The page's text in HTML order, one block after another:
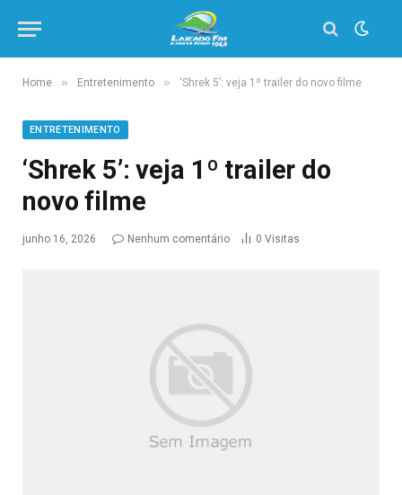
Home » Entretenimento » ‘Shrek 5’: veja 1º trailer do novo filme
ENTRETENIMENTO
‘Shrek 5’: veja 1º trailer do
novo filme
junho 16, 2026 Nenhum comentário 0 Visitas